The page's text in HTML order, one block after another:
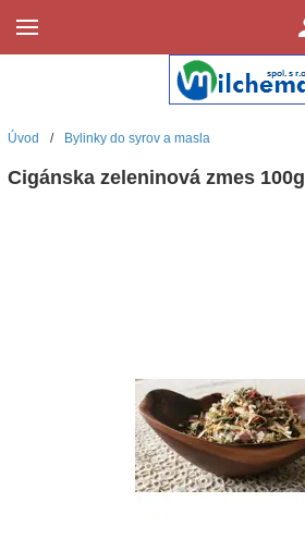
Úvod / Bylinky do syrov a masla
Cigánska zeleninová zmes 100g